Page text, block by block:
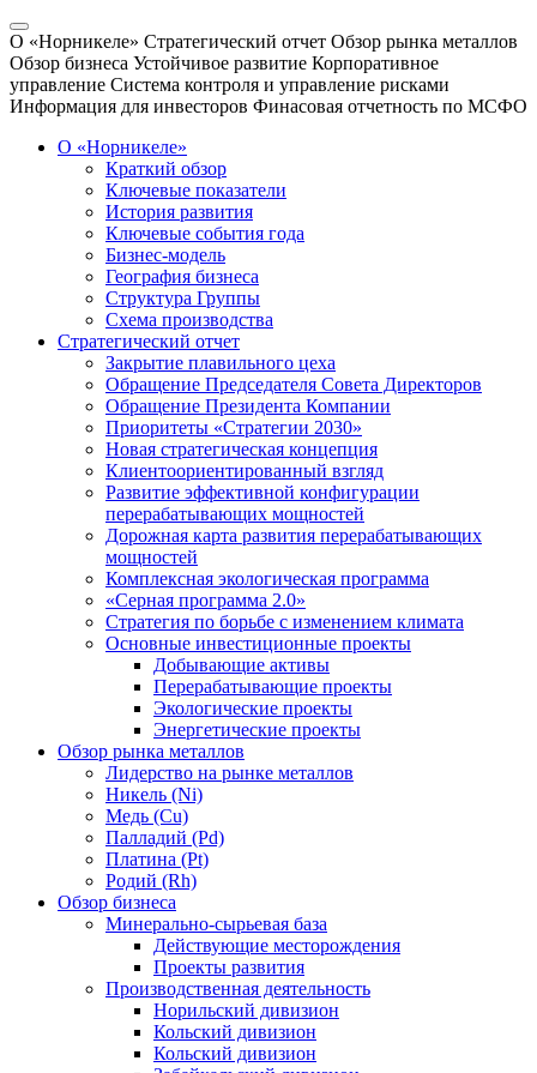
О «Норникеле» Стратегический отчет Обзор рынка металлов
Обзор бизнеса Устойчивое развитие Корпоративное
управление Система контроля и управление рисками
Информация для инвесторов Финасовая отчетность по МСФО
О «Норникеле»
Краткий обзор
Ключевые показатели
История развития
Ключевые события года
Бизнес-модель
География бизнеса
Структура Группы
Схема производства
Стратегический отчет
Закрытие плавильного цеха
Обращение Председателя Совета Директоров
Обращение Президента Компании
Приоритеты «Стратегии 2030»
Новая стратегическая концепция
Клиентоориентированный взгляд
Развитие эффективной конфигурации
перерабатывающих мощностей
Дорожная карта развития перерабатывающих
мощностей
Комплексная экологическая программа
«Серная программа 2.0»
Стратегия по борьбе с изменением климата
Основные инвестиционные проекты
Добывающие активы
Перерабатывающие проекты
Экологические проекты
Энергетические проекты
Обзор рынка металлов
Лидерство на рынке металлов
Никель (Ni)
Медь (Cu)
Палладий (Pd)
Платина (Pt)
Родий (Rh)
Обзор бизнеса
Минерально-сырьевая база
Действующие месторождения
Проекты развития
Производственная деятельность
Норильский дивизион
Кольский дивизион
Кольский дивизион